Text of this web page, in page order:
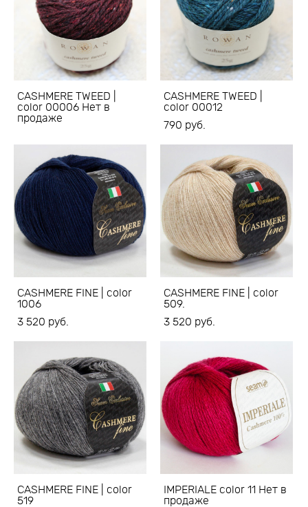
CASHMERE TWEED |
color 00006 Нет в
продаже
CASHMERE TWEED |
color 00012
790 pуб.
CASHMERE FINE | color
1006
3 520 pуб.
CASHMERE FINE | color
509.
3 520 pуб.
CASHMERE FINE | color
519
IMPERIALE color 11 Нет в
продаже